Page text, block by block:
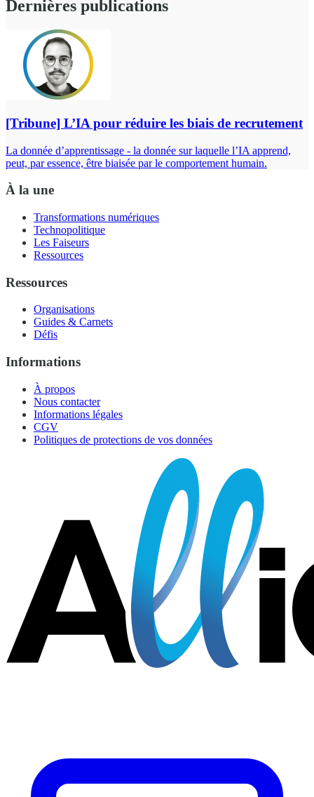
Dernières publications
[Tribune] L’IA pour réduire les biais de recrutement
La donnée d’apprentissage - la donnée sur laquelle l’IA apprend,
peut, par essence, être biaisée par le comportement humain.
À la une
Transformations numériques
Technopolitique
Les Faiseurs
Ressources
Ressources
Organisations
Guides & Carnets
Défis
Informations
À propos
Nous contacter
Informations légales
CGV
Politiques de protections de vos données